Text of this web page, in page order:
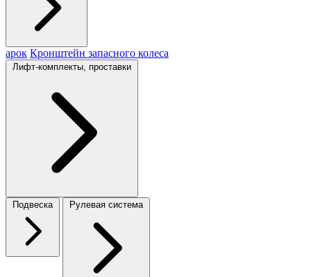
арок Кронштейн запасного колеса
Лифт-комплекты, проставки
Подвеска Рулевая система